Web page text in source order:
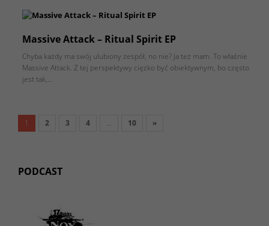
Massive Attack – Ritual Spirit EP
Chyba każdy ma swój ulubiony zespół, no nie? Ja też mam. To właśnie
Massive Attack. Z tej perspektywy ciężko być obiektywnym, bo często
jest tak,…
1 2 3 4 … 10 »
PODCAST